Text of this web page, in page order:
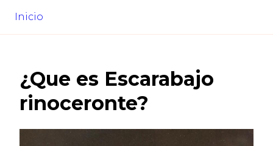
Inicio
¿Que es Escarabajo
rinoceronte?